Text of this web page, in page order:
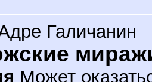
Галичанин
Может